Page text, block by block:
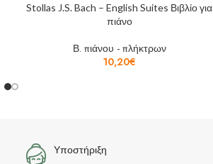
Stollas J.S. Bach – English Suites Βιβλίο για
πιάνο
Β. πιάνου - πλήκτρων
10,20€
Υποστήριξη